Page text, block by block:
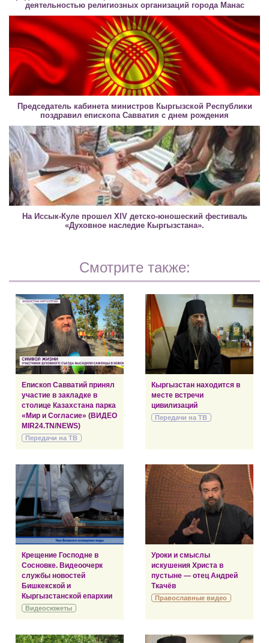
деятельностью религиозных организаций города Манас
Председатель кабинета министров Кыргызской Республики
поздравил епископа Савватия с днем рождения
На Иссык-Куле прошел XIV детско-юношеский фестиваль
«Духовное наследие Кыргызстана».
Смотрите также:
Епископ Савватий принял
участие в закладке в
столице Казахстана парка
«Мир и Согласие» (ВИДЕО
MIR24.TN/NEWS)
Передачи на ТВ
Кыргызстан находится в
месте встречи
цивилизаций
Передачи на ТВ
Крещение Господне в
Сосновке. Видеоочерк
службы новостей
Бишкекской и
Кыргызстанской епархии
Видеосюжеты
Уроки и смыслы
искушения Христа в
пустыне — отец Андрей
Ткачёв
Православные видео